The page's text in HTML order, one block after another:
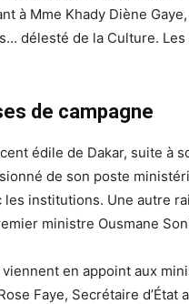
à Mme Khady Diène
délesté de la Culture.
de campagne
édile de Dakar, suite à
de son poste
les institutions. Une autre
ministre Ousmane
viennent en appoint aux
Faye, Secrétaire